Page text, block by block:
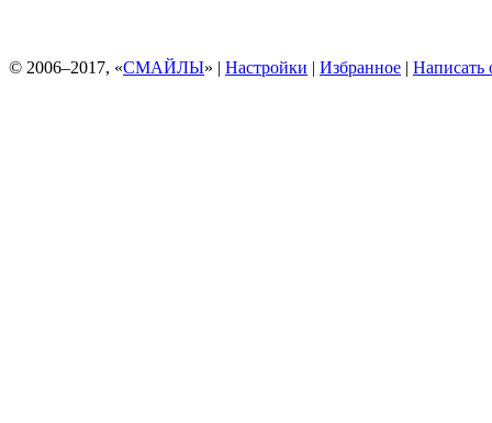
© 2006–2017, «СМАЙЛЫ» | Настройки | Избранное | Написать